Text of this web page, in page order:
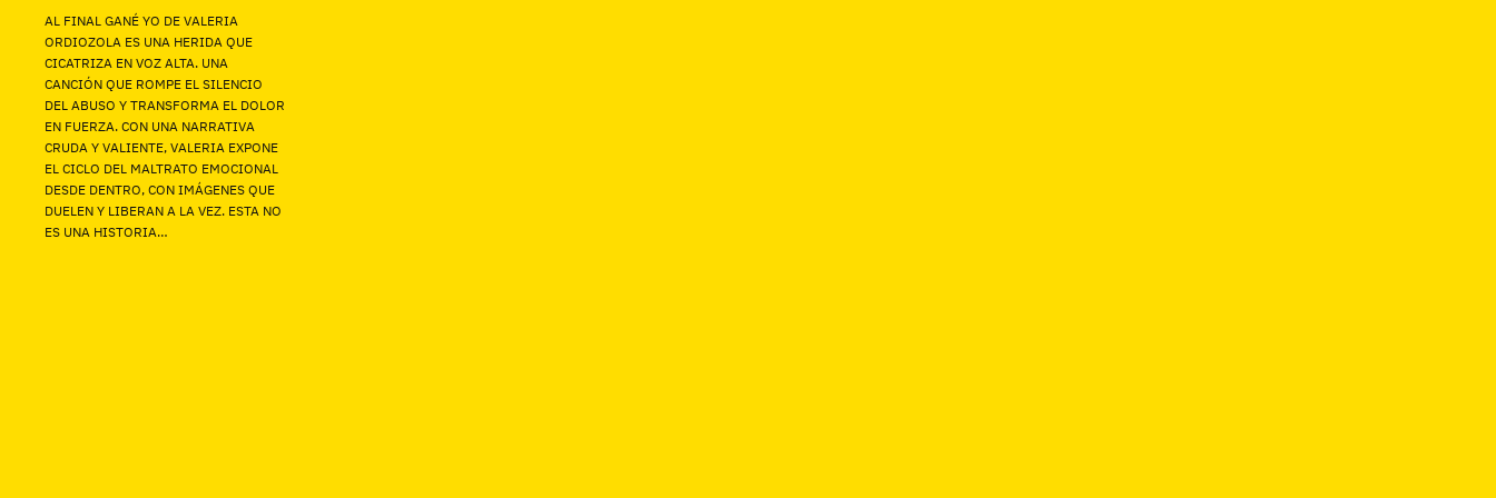
AL FINAL GANÉ YO DE VALERIA
ORDIOZOLA ES UNA HERIDA QUE
CICATRIZA EN VOZ ALTA. UNA
CANCIÓN QUE ROMPE EL SILENCIO
DEL ABUSO Y TRANSFORMA EL DOLOR
EN FUERZA. CON UNA NARRATIVA
CRUDA Y VALIENTE, VALERIA EXPONE
EL CICLO DEL MALTRATO EMOCIONAL
DESDE DENTRO, CON IMÁGENES QUE
DUELEN Y LIBERAN A LA VEZ. ESTA NO
ES UNA HISTORIA…